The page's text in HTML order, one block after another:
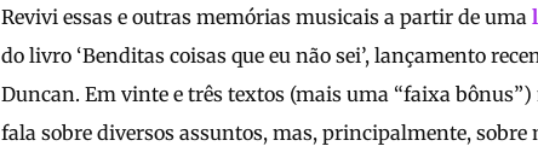
Revivi essas e outras memórias musicais a partir de uma
do livro ‘Benditas coisas que eu não sei’, lançamento
Duncan. Em vinte e três textos (mais uma “faixa
fala sobre diversos assuntos, mas, principalmente,